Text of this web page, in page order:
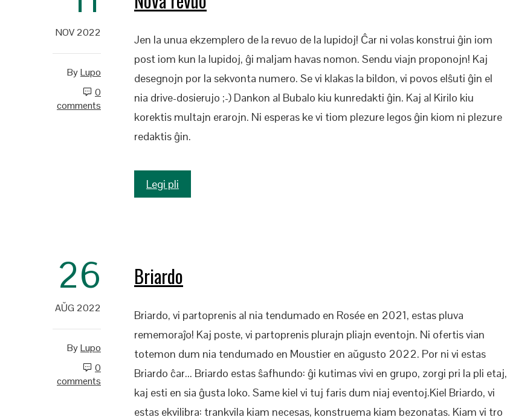
NOV 2022
ByLupo
0
comments
Jen la unua ekzemplero de la revuo de la lupidoj! Ĉar ni volas konstrui ĝin iom
post iom kun la lupidoj, ĝi maljam havas nomon. Sendu viajn proponojn! Kaj
desegnojn por la sekvonta numero. Se vi klakas la bildon, vi povos elŝuti ĝin el
nia drive-dosierujo ;-) Dankon al Bubalo kiu kunredakti ĝin. Kaj al Kirilo kiu
korektis multajn erarojn. Ni esperas ke vi tiom plezure legos ĝin kiom ni plezure
redaktis ĝin.
Legi pli
26
AŬG 2022
ByLupo
0
comments
Briardo
Briardo, vi partoprenis al nia tendumado en Rosée en 2021, estas pluva
rememoraĵo! Kaj poste, vi partoprenis plurajn pliajn eventojn. Ni ofertis vian
totemon dum nia tendumado en Moustier en aŭgusto 2022. Por ni vi estas
Briardo ĉar... Briardo estas ŝafhundo: ĝi kutimas vivi en grupo, zorgi pri la pli etaj,
kaj esti en sia ĝusta loko. Same kiel vi tuj faris dum niaj eventoj.Kiel Briardo, vi
estas ekvilibra: trankvila kiam necesas, konstruema kiam bezonatas. Kiam vi tro